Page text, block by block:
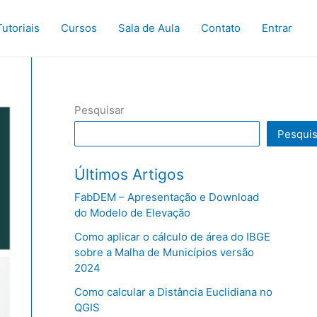
Cursos Sala de Aula Contato Entrar
Pesquisar
Últimos Artigos
FabDEM – Apresentação e Download
do Modelo de Elevação
Como aplicar o cálculo de área do IBGE
sobre a Malha de Municípios versão
2024
Como calcular a Distância Euclidiana no
QGIS